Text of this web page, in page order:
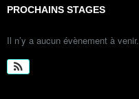
PROCHAINS STAGES
Il n’y a aucun évènement à venir.